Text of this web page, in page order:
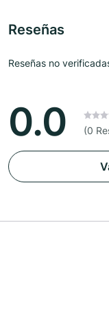
Reseñas
Reseñas no
0.0 (0